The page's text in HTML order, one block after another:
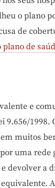
o plano
de
de
e
9.656/1998.
muitos
uma rede
devolver a